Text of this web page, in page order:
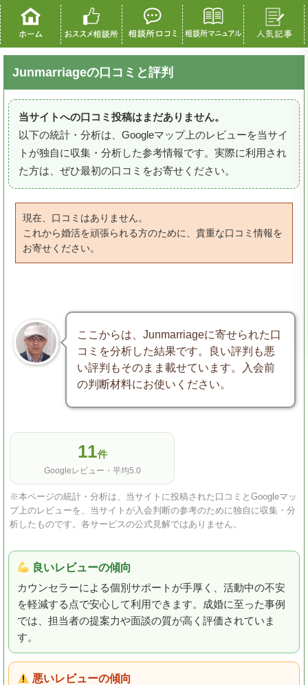
Junmarriageの口コミと評判
当サイトへの口コミ投稿はまだありません。
以下の統計・分析は、Googleマップ上のレビューを当サイ
トが独自に収集・分析した参考情報です。実際に利用され
た方は、ぜひ最初の口コミをお寄せください。
現在、口コミはありません。
これから婚活を頑張られる方のために、貴重な口コミ情報を
お寄せください。
ここからは、Junmarriageに寄せられた口
コミを分析した結果です。良い評判も悪
い評判もそのまま載せています。入会前
の判断材料にお使いください。
11件
Googleレビュー・平均5.0
※本ページの統計・分析は、当サイトに投稿された口コミとGoogleマッ
プ上のレビューを、当サイトが入会判断の参考のために独自に収集・分
析したものです。各サービスの公式見解ではありません。
良いレビューの傾向
カウンセラーによる個別サポートが手厚く、活動中の不安
を軽減する点で安心して利用できます。成婚に至った事例
では、担当者の提案力や面談の質が高く評価されていま
す。
悪いレビューの傾向